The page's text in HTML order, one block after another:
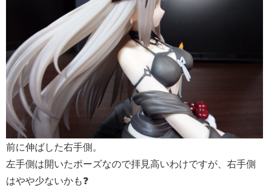
前に伸ばした右手側。
左手側は開いたポーズなので拝見高いわけですが、右手側
はやや少ないかも❓